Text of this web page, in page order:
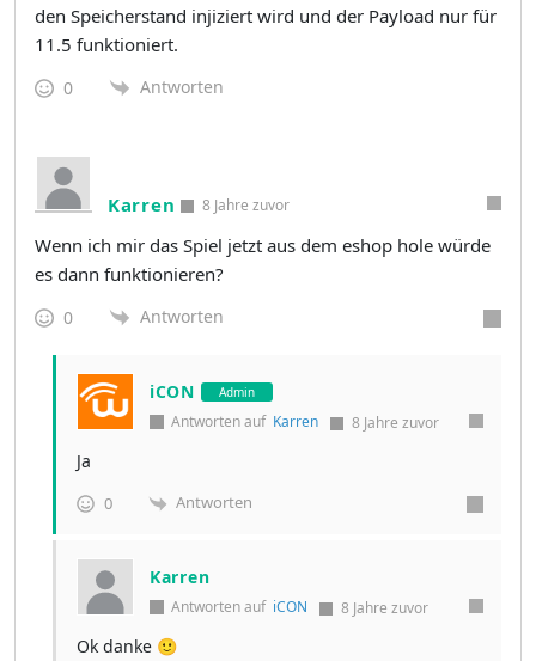
den Speicherstand injiziert wird und der Payload nur für
11.5 funktioniert.
0 Antworten
Karren 8 Jahre zuvor
Wenn ich mir das Spiel jetzt aus dem eshop hole würde
es dann funktionieren?
0 Antworten
iCON Admin
Antworten auf Karren 8 Jahre zuvor
Ja
0 Antworten
Karren
Antworten auf iCON 8 Jahre zuvor
Ok danke 🙂